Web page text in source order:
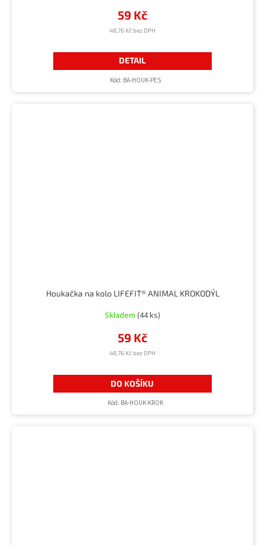
48,76 Kč bez DPH
59 Kč
DETAIL
Kód: BA-HOUK-PES
Houkačka na kolo LIFEFIT® ANIMAL KROKODÝL
Skladem (44 ks)
48,76 Kč bez DPH
59 Kč
DO KOŠÍKU
Kód: BA-HOUK-KROK